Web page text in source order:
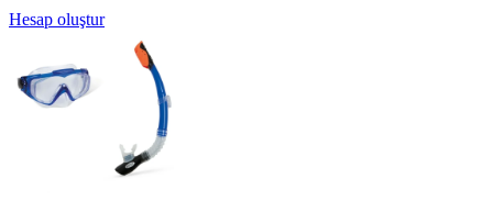
Hesap oluştur